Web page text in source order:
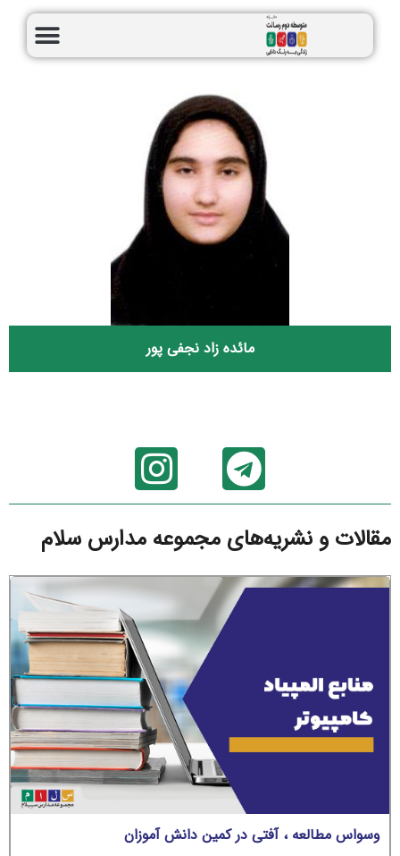
مائده زاد نجفی پور
مقالات و نشریه‌های مجموعه مدارس سلام
وسواس مطالعه ، آفتی در کمین دانش آموزان